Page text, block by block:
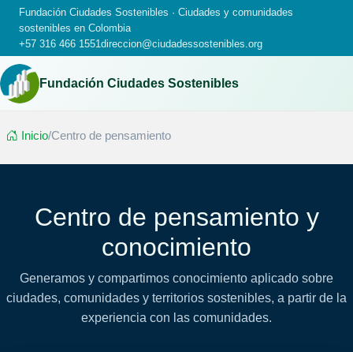
Fundación Ciudades Sostenibles · Ciudades y comunidades
sostenibles en Colombia
+57 316 466 1551direccion@ciudadessostenibles.org
Fundación Ciudades Sostenibles
Inicio/Centro de pensamiento
Centro de pensamiento y
conocimiento
Generamos y compartimos conocimiento aplicado sobre
ciudades, comunidades y territorios sostenibles, a partir de la
experiencia con las comunidades.